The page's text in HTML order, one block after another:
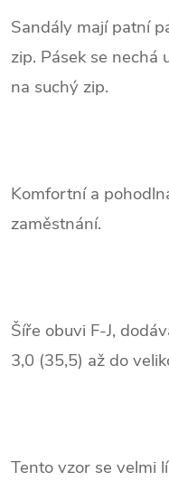
Sandály mají patní
zip. Pásek se nechá
na suchý zip.
Komfortní a
zaměstnání.
Šíře obuvi F-J,
3,0 (35,5) až do
Tento vzor se velmi